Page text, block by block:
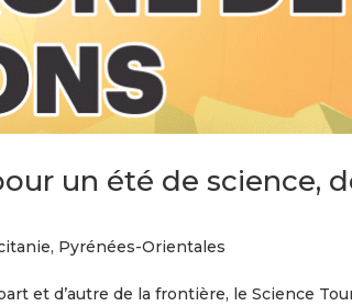
un été de science,
, Pyrénées-Orientales
et d’autre de la frontière, le Science